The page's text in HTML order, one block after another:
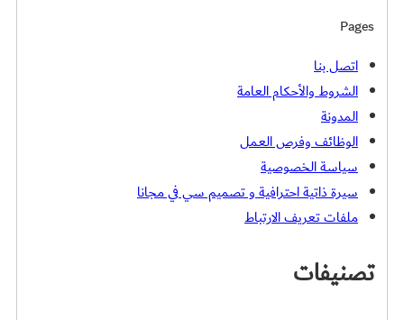
Pages
اتصل بنا
الشروط والأحكام العامة
المدونة
الوظائف وفرص العمل
سياسة الخصوصية
سيرة ذاتية احترافية و تصميم سي في مجانا
ملفات تعريف الارتباط
تصنيفات